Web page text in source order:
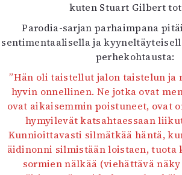
kuten Stuart Gilbert
Parodia-sarjan parhaimpana
sentimentaalisella ja
perhekohtausta:
”Hän oli taistellut jalon taistelun ja
hyvin onnellinen. Ne jotka ovat
ovat aikaisemmin poistuneet, ovat
hymyilevät katsahtaessaan
Kunnioittavasti silmätkää häntä,
äidinonni silmistään loistaen, tuota
sormien nälkää (viehättävä näky